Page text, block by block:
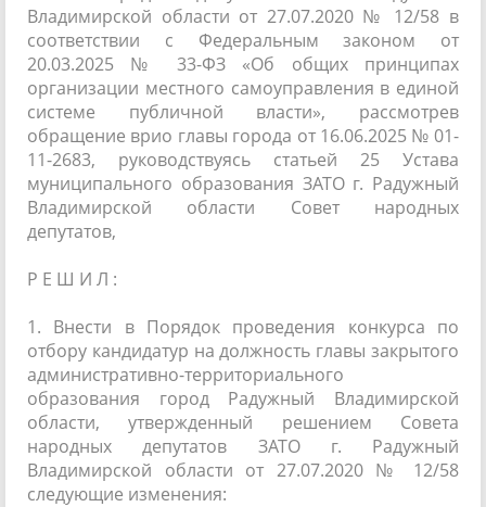
Владимирской области от 27.07.2020 № 12/58 в
соответствии с Федеральным законом от
20.03.2025 № 33-ФЗ «Об общих принципах
организации местного самоуправления в единой
системе публичной власти», рассмотрев
обращение врио главы города от 16.06.2025 № 01-
11-2683, руководствуясь статьей 25 Устава
муниципального образования ЗАТО г. Радужный
Владимирской области Совет народных
депутатов,
Р Е Ш И Л :
1. Внести в Порядок проведения конкурса по
отбору кандидатур на должность главы закрытого
административно-территориального
образования город Радужный Владимирской
области, утвержденный решением Совета
народных депутатов ЗАТО г. Радужный
Владимирской области от 27.07.2020 № 12/58
следующие изменения: